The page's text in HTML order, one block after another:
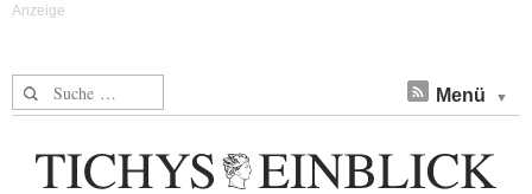
Suche nach: Menü